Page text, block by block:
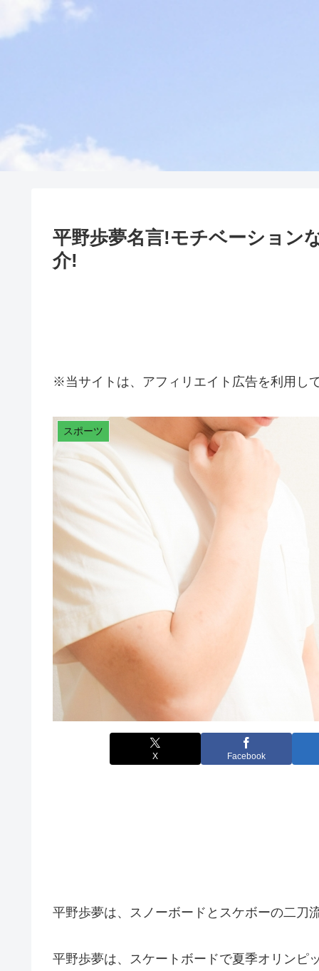
平野歩夢名言!モチベーション
介!
※当サイトは、アフィリエイト広告を利用し
スポーツ
X Facebook
平野歩夢は、スノーボードとスケボーの二刀
平野歩夢は、スケートボードで夏季オリンピ